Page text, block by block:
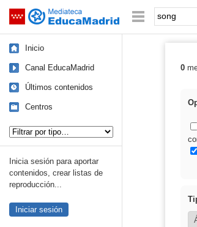
Saltar navegación Palabra o
Inicio
Canal EducaMadrid
Últimos contenidos
Centros
Inicia sesión para aportar
contenidos, crear listas de
reproducción...
Iniciar sesión
0